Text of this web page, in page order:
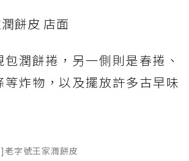
餅皮 店面
潤餅捲，另一側則是春捲、
炸物，以及擺放許多古早味
字號王家潤餅皮